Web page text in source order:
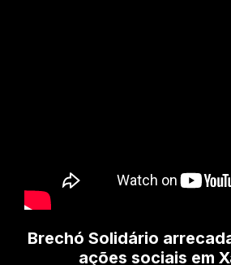
Brechó Solidário
ações sociais em